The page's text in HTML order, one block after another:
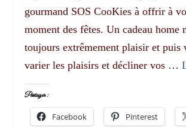
gourmand SOS CooKies à offrir à
moment des fêtes. Un cadeau home
toujours extrêmement plaisir et puis
varier les plaisirs et décliner vos …
Partager :
Facebook Pinterest